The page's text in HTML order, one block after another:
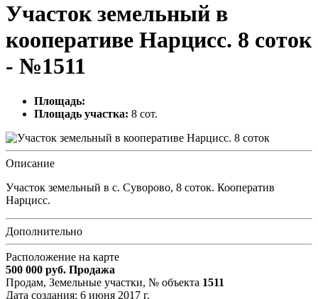
Участок земельный в
кооперативе Нарцисс. 8 соток
- №1511
Площадь:
Площадь участка: 8 сот.
Описание
Участок земельный в с. Суворово, 8 соток. Кооператив
Нарцисс.
Дополнительно
Расположение на карте
500 000 руб. Продажа
Продам, Земельные участки, № объекта 1511
Дата создания: 6 июня 2017 г.